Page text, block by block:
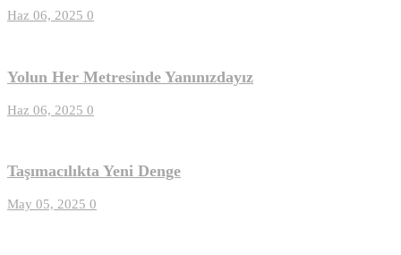
Haz 06, 2025 0
Yolun Her Metresinde Yanınızdayız
Haz 06, 2025 0
Taşımacılıkta Yeni Denge
May 05, 2025 0